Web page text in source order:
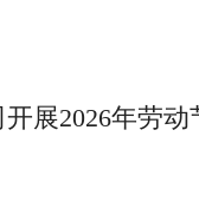
展2026年劳